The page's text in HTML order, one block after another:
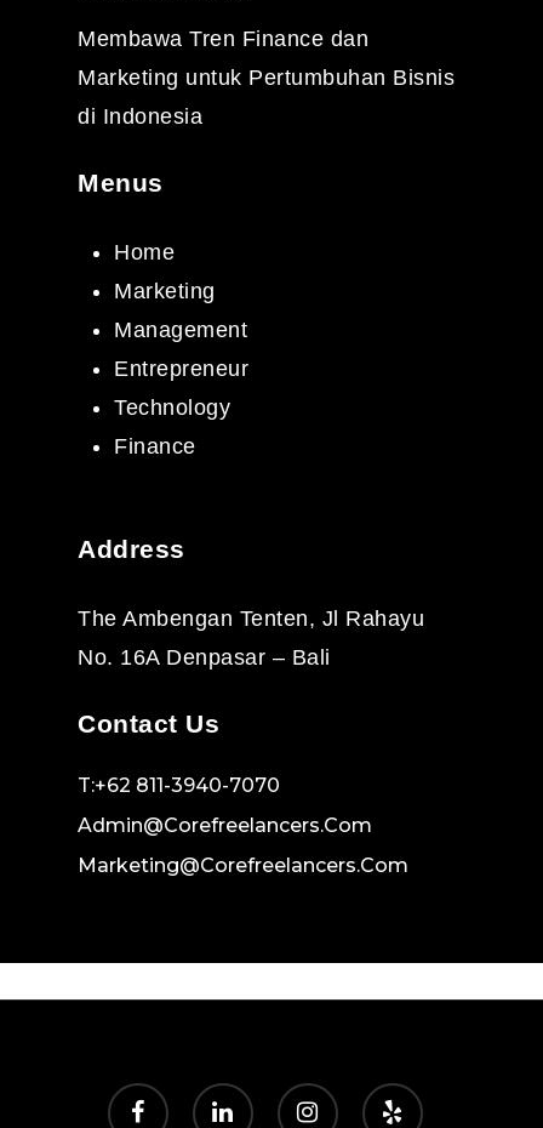
Membawa Tren Finance dan
Marketing untuk Pertumbuhan Bisnis
di Indonesia
Menus
Home
Marketing
Management
Entrepreneur
Technology
Finance
Address
The Ambengan Tenten, Jl Rahayu
No. 16A Denpasar – Bali
Contact Us
T:+62 811-3940-7070
Admin@corefreelancers.com
Marketing@corefreelancers.com
facebook linkedin instagram yelp